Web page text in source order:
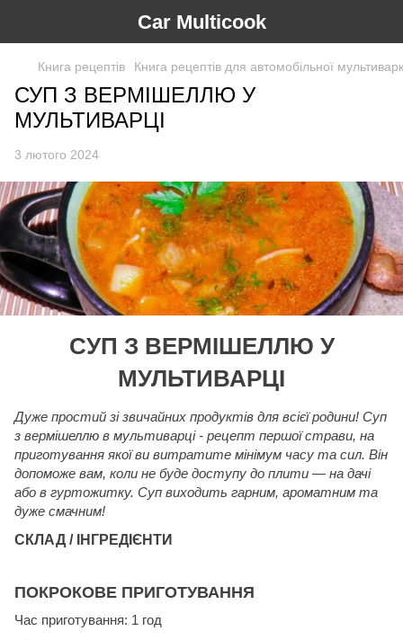
Car Multicook
Книга рецептів Книга рецептів для автомобільної
СУП З ВЕРМІШЕЛЛЮ У
МУЛЬТИВАРЦІ
3 лютого 2024
СУП З ВЕРМІШЕЛЛЮ У
МУЛЬТИВАРЦІ
Дуже простий зі звичайних продуктів для всієї родини! Суп
з вермішеллю в мультиварці - рецепт першої страви, на
приготування якої ви витратите мінімум часу та сил. Він
допоможе вам, коли не буде доступу до плити — на дачі
або в гуртожитку. Суп виходить гарним, ароматним та
дуже смачним!
СКЛАД / ІНГРЕДІЄНТИ
ПОКРОКОВЕ ПРИГОТУВАННЯ
Час приготування: 1 год